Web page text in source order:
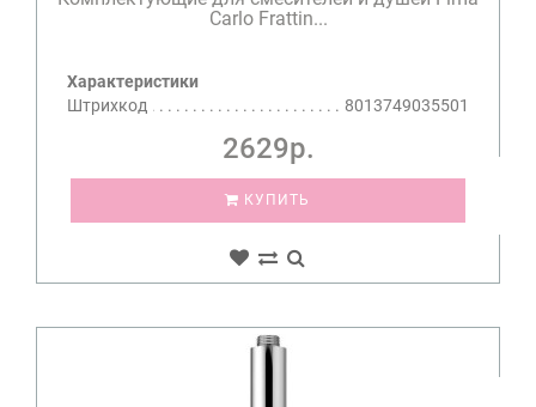
Carlo Frattin...
Характеристики
Штрихкод
8013749035501
2629р.
КУПИТЬ